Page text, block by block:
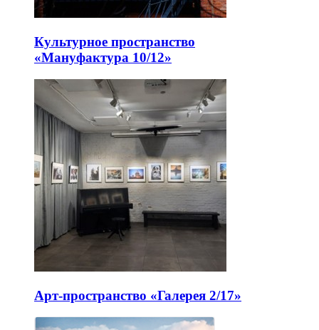
Культурное пространство
«Мануфактура 10/12»
Арт-пространство «Галерея 2/17»